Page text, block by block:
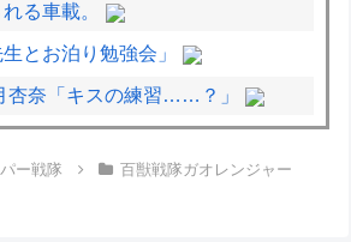
る車載。
とお泊り勉強会」
杏奈「キスの練習……？」
パワハラと飲み会の多さにメンタ
ー戦隊 百獣戦隊ガオレンジャー